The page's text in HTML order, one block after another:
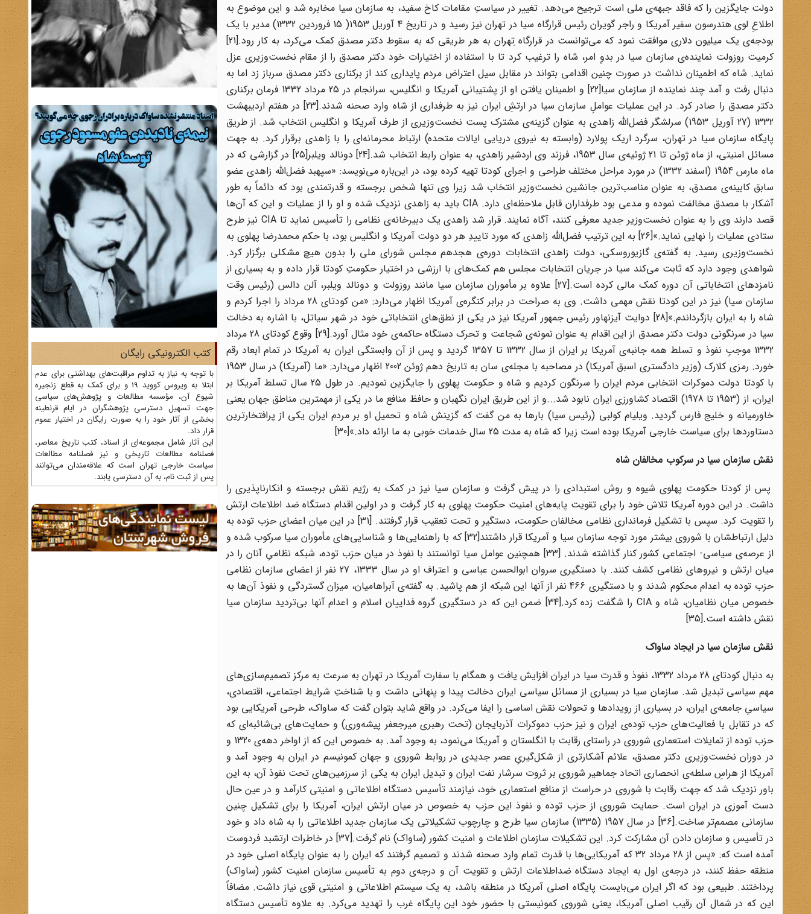
دولت جایگزین را که فاقد جبهه‌ی ملی است ترجیح می‌دهد. تغییر در سیاستِ مقامات کاخ سفید، به سازمان سیا مخابره شد و این موضوع به
اطلاعِ لوی هندرسون سفیر آمریکا و راجر گویران رئیس قرارگاه سیا در تهران نیز رسید و در تاریخ 4 آوریل 1953( 15 فروردین 1332) مدیر با یک
بودجه‌ی یک میلیون دلاری موافقت نمود که می‌توانست در قرارگاه ِتهران به هر طریقی که به سقوط دکتر مصدق کمک می‌کرد، به کار رود.[21]
کرمیت روزولت نماینده‌ی سازمان سیا در بدوِ امر، شاه را ترغیب کرد تا با استفاده از اختیارات خود دکتر مصدق را از مقام نخست‌وزیری عزل
نماید. شاه که اطمینان نداشت در صورت چنین اقدامی بتواند در مقابل سیل اعتراض مردم پایداری کند از برکناری دکتر مصدق سرباز زد اما به
دنبال رفت و آمد چند نماینده از سازمان سیا[22] و اطمینان یافتن او از پشتیبانی آمریکا و انگلیس، سرانجام در 25 مرداد 1332 فرمان برکناری
دکتر مصدق را صادر کرد. در این عملیات عواملِ سازمان سیا در ارتشِ ایران نیز به طرفداری از شاه وارد صحنه شدند.[23] در هفتم اردیبهشت
1332 (27 آوریل 1953) سرلشگر فضل‌الله زاهدی به عنوان گزینه‌ی مشترک پست نخست‌وزیری از طرف آمریکا و انگلیس انتخاب شد. از طریق
پایگاه سازمان سیا در تهران، سرگرد اریک پولارد (وابسته به نیروی دریایی ایالات متحده) ارتباط محرمانه‌ای را با زاهدی برقرار کرد. به جهت
مسائل امنیتی، از ماه ژوئن تا 21 ژوئیه‌ی سال 1953، فرزند وی اردشیر زاهدی، به عنوان رابط انتخاب شد.[24] دونالد ویلبر[25] در گزارشی که در
ماه مارس 1954 (اسفند 1332) در مورد مراحل مختلف طراحی و اجرای کودتا تهیه کرده بود، در این‌باره می‌نویسد: «سپهبد فضل‌الله زاهدی عضو
سابق کابینه‌ی مصدق، به عنوان مناسب‌ترین جانشین نخست‌وزیر انتخاب شد زیرا وی تنها شخص برجسته و قدرتمندی بود که دائماً به طور
آشکار با مصدق مخالفت نموده و مدعی بود طرفداران قابل ملاحظه‌ای دارد. CIA باید به زاهدی نزدیک شده و او را از عملیات و این که آن‌ها
قصد دارند وی را به عنوان نخست‌وزیر جدید معرفی کنند، آگاه نمایند. قرار شد زاهدی یک دبیرخانه‌ی نظامی را تأسیس نماید تا CIA نیز طرح
ستادی عملیات را نهایی نماید.»[26] به‌ این ترتیب فضل‌الله زاهدی که مورد تاییدِ هر دو دولت آمریکا و انگلیس بود، با حکم محمدرضا پهلوی به
نخست‌وزیری رسید. به گفته‌ی گازیوروسکی، دولت زاهدی انتخابات دوره‌ی هجدهم مجلس شورای ملی را بدون هیچ مشکلی برگزار کرد.
شواهدی وجود دارد که ثابت می‌کند سیا در جریان انتخابات مجلس هم کمک‌های با ارزشی در اختیار حکومتِ کودتا قرار داده و به بسیاری از
نامزدهای انتخاباتی آن دوره کمک مالی کرده است.[27] علاوه بر مأموران سازمان سیا مانند روزولت و دونالد ویلبر، آلن دالس (رئیس وقت
سازمان سیا) نیز در این کودتا نقش مهمی داشت. وی به صراحت در برابر کنگره‌ی آمریکا اظهار می‌دارد: «من کودتای 28 مرداد را اجرا کردم و
شاه را به ایران باز‌گرداندم.»[28] دوایت آیزنهاور رئیس جمهور آمریکا نیز در یکی از نطق‌های انتخاباتی خود در شهر سیاتل، با اشاره به دخالت
سیا در سرنگونی دولت دکتر مصدق از این اقدام به‌ عنوان نمونه‌ی شجاعت و تحرک دستگاه حاکمه‌ی خود مثال آورد.[29] وقوع کودتای 28 مرداد
1332 موجبِ نفوذ و تسلط همه جانبه‌ی آمریکا بر ایران از سال 1332 تا 1357 گردید و پس از آن وابستگی ایران به آمریکا در تمام ابعاد رقم
خورد. رمزی کلارک (وزیر دادگستری اسبق آمریکا) در مصاحبه با مجله‌ی ‌سان به تاریخ دهم ژوئن 2002 اظهار می‌دارد: «ما (آمریکا) در سال 1953
با کودتا دولت دموکرات انتخابی مردم ایران را سرنگون کردیم و شاه و حکومت پهلوی را جایگزین نمودیم. در طول 25 سال تسلط آمریکا بر
ایران، از (1953 تا 1978) اقتصاد کشاورزی ایران نابود شد...و از این طریق ایران نگهبان و حافظ منافع ما در یکی از مهمترین مناطق جهان یعنی
خاورمیانه و خلیج‌ فارس گردید. ویلیام کولبی (رئیس سیا) بارها به من گفت که گزینش شاه و تحمیل او بر مردم ایران یکی از پرافتخارترین
دستاوردها برای سیاست خارجی آمریکا بوده است زیرا که شاه به مدت 25 سال خدمات خوبی به ما ارائه داد.»[30]
نقش سازمان سیا در سرکوب مخالفان شاه
پس از کودتا حکومت پهلوی شیوه و روش استبدادی را در پیش گرفت و سازمان سیا نیز در کمک به رژیم نقش برجسته و انکارناپذیری را
داشت. در این دوره آمریکا تلاش خود را برای تقویت پایه‌های امنیت حکومت پهلوی به کار گرفت و در اولین اقدام دستگاه ضد اطلاعات ارتش
را تقویت کرد. سپس با تشکیل فرمانداری نظامی مخالفان حکومت، دستگیر و تحت تعقیب قرار گرفتند. [31] در این میان اعضای حزب توده به
دلیل ارتباطشان با شوروی بیشتر مورد توجه سازمان سیا و آمریکا قرار داشتند[32] که با راهنمایی‌ها و شناسایی‌های مأموران سیا سرکوب شده و
از عرصه‌ی سیاسی- اجتماعی کشور کنار گذاشته شدند. [33] همچنین عوامل سیا توانستند با نفوذ در میان حزب توده، شبکه نظامیِ آنان را در
میان ارتش و نیروهای نظامی کشف کنند. با دستگیری سروان ابوالحسن عباسی و اعتراف او در سال 1333، 27 نفر از اعضای سازمان نظامی
حزب توده به اعدام محکوم شدند و با دستگیری 466 نفر از آنها این شبکه از هم پاشید. به گفته‌ی آبراهامیان، میزان گستردگی و نفوذ آن‌ها به
خصوص میان نظامیان، شاه و CIA را شگفت ‌زده کرد.[34] ضمن این که در دستگیری گروه فداییان اسلام و اعدام آنها بی‌تردید سازمان سیا
نقش داشته است.[35]
نقش سازمان سیا در ایجاد ساواک
به دنبال کودتای 28 مرداد 1332، نفوذ و قدرت سیا در ایران افزایش یافت و همگام با سفارت آمریکا در تهران به سرعت به مرکز تصمیم‌سازی‌های مهم سیاسی تبدیل شد. سازمان سیا در بسیاری از مسائل سیاسی ایران دخالت پیدا و پنهانی داشت و با شناختِ شرایط اجتماعی، اقتصادی، سیاسیِ جامعه‌ی ایران، در بسیاری از رویدادها و تحولات نقش اساسی را ایفا می‌کرد. در واقع شاید بتوان گفت که ساواک، طرحی آمریکایی بود که در تقابل با فعالیت‌های حزب توده‌ی ایران و نیز حزب دموکرات آذربایجان (تحت رهبری میر‌جعفر پیشه‌وری) و حمایت‌های بی‌شائبه‌ای که حزب توده از تمایلات استعماری شوروی در راستای رقابت با انگلستان و آمریکا می‌نمود، به وجود آمد. به خصوص این که از اواخر دهه‌ی 1320 و در دوران نخست‌وزیری دکتر مصدق، علائم آشکارتری از شکل‌گیریِ عصر جدیدی در روابط شوروی و جهان کمونیسم در ایران به وجود آمد و آمریکا از هراسِ سلطه‌ی انحصاری اتحاد جماهیر شوروی بر ثروت سرشار نفت ایران و تبدیل ایران به یکی از سرزمین‌های تحت نفوذ آن، به این باور نزدیک شد که جهت رقابت با شوروی در حراست از منافع استعماری خود، نیازمند تأسیس دستگاه اطلاعاتی و امنیتی کارآمد و در عین حال دست آموزی در ایران است. حمایت شوروی از حزب توده و نفوذ این حزب به خصوص در میان ارتش ایران، آمریکا را برای تشکیل چنین سازمانی مصمم‌تر ساخت.[36] در سال 1957 (1335) سازمان سیا طرح و چارچوب تشکیلاتی یک سازمان جدید اطلاعاتی را به شاه داد و خود در تأسیس و سازمان دادن آن مشارکت کرد. این تشکیلات سازمان اطلاعات و امنیت کشور (‌ساواک) نام گرفت.[37] در خاطرات ارتشبد فردوست آمده است که: «پس از 28 مرداد 32 که آمریکایی‌ها با قدرت تمام وارد صحنه شدند و تصمیم گرفتند که ایران را به عنوان پایگاه اصلی خود در منطقه حفظ کنند، در درجه‌ی اول به ایجاد دستگاه ضداطلاعات ارتش و تقویت آن و درجه‌ی دوم به تأسیس سازمان امنیت کشور (ساواک) پرداختند. طبیعی بود که اگر ایران می‌بایست پایگاه اصلی آمریکا در منطقه باشد، به یک سیستم اطلاعاتی و امنیتی قوی نیاز داشت. مضافاً این که در شمال آن رقیب اصلی آمریکا، یعنی شوروی کمونیستی با حضور خود این پایگاه غرب را تهدید می‌کرد. به علاوه تأسیس دستگاه اطلاعاتی و امنیتی ایران توسط آمریکا به او این امکان را می‌داد تا تسلط کامل خود را تأمین کند و نفوذ خود را در ایران عمق بخشد.»[38] در نتیجه ساواک در راستای توسعه‌ی شبکه‌های اطلاعاتی- امنیتی منطقه‌ای سیا تشکیل شد[39] گام بعدی سیا، آموزش و سازماندهیِ نیروهای اطلاعاتی- امنیتی و جاسوسی این سازمان جدید بود. به همین منظور تعدادی از کارشناسان و آموزشگران سیا به ایران اعزام شدند تا نیروهای ساواک را آموزش دهند.[40] این گروه متشکل از یک رئیس پایگاه، معاون او و کارشناسان عملیات پنهانی، تحلیل‌گری اطلاعاتی و فعالیت‌های ضد جاسوسی بود. هدفِ گروه آموزش سیا این بود که ساواک را به صورت یک سازمان اطلاعاتی کارآمد و پیشرفته درآورَد. آموزش، شامل همان تعلیمات اساسی امنیتی بود که به افسران سیا داده می‌شد. افسران ساواک با امور و ابزارهای اصلی جاسوسی مانند استخدام مأمور، بهره‌گیری از پیام‌ها، استفاده از خانه‌های امن، تعقیب و مراقبت، شیوه‌های بازجویی و امنیت شخصی آشنا می‌شدند. به تحلیلگران اطلاعاتی، تکنیک‌های مدرن تحلیل از جمله نحوه‌ی تشکیل پرونده‌ی زندگی افراد، ارزیابی درستی و میزان قابل اعتماد بودن منابع اطلاعات، جمع‌آوری و تکمیل اطلاعات از منابع مختلف و شیوه‌ی نگارش و انتشار گزارش‌ها، آموخته می‌شد. کارشناسان مسائل ضد جاسوسی، مهارت‌های بنیادی در این زمینه کسب می‌کردند و از تکنیک‌های سازمانی و عملیاتی دستگاه‌های امنیتی بلوک شوروی آگاهی می‌یافتند. در این دوره شماری از مأموران ساواک برای دیدن دوره‌های تخصصی مانند کشف اسناد جعلی، آموختن زبان روسی و کاربرد کامپیوتر و لوازم و تجهیزات خاص مراقبت، بازجویی و ارتباطات، به ایالات متحده اعزام گردیدند. تعلیماتی که در آمریکا به مأموران ساواک داده می‌شد علاوه بر آموزش‌های عمومی و اطلاعاتی، آموزش‌های ویژه‌ی مبارزه با روش‌های جاسوسی روس‌ها و کشف رمزهای پیچیده‌ی جاسوسی آنها را نیز شامل می‌شد.[41] در رابطه با فرآیند تکوین ساواک، جس لایف، کارمند اسبق سازمان سیا که در سال‌های 1968 تا 1973 سرپرست گروه بررسی مسائل ایران در آن سازمان بوده است در روزنامه‌ی اینترنشنال هرالد تریبیون[42] می‌گوید: «ساواک مستقیماً به دست آمریکایی‌ها ایجاد شد و کارکنان و کارشناسان سیا، شیوه‌های مختلف و مدرن شکنجه‌های روحی و جسمی را به مأموران ساواک آموزش می‌دادند و سمینارهای مختلف تشکیل می‌گردید که به بررسی تعلیم تکنیک‌های مختلف شکنجه اختصاص داشت و مأموران آمریکایی ساواک را به تجارب رژیم فاشیستی هیتلر که دشمنان خود را در جریان جنگ‌های مربوط به جنگ بین‌الملل دوم به شیوه‌های غیرانسانی و وحشیانه شکنجه می‌دادند، آشنا می‌کردند.»[43] جان دی استمپل کارمند بخش سیاسی- اطلاعاتی سفارت آمریکا در تهران نیز می‌نویسد: «سازمان امنیت و اطلاعات کشور، آمیزه‌ای از اف.بی.آی و سی.آی.ای آمریکا بود.»[44] علاوه بر این، تعدادی از افسران ساواک برای گذراندن دوره‌های خاص آموزشی به پایگاه سازمان سیا در آمریکا فرستاده شدند.[45] تا اواسط دهه‌ی 1340 آموزش نیروهای ساواک توسط سازمان سیا انجام می‌شد. اسناد موجود در رابطه با فرآیند تشکیل ساواک نشان می‌دهد که در طی این مدت تعداد قابل توجهی از افسران بلند پایه ایران دوره‌های عالی مدرسه جاسوسی ارتش آمریکا را طی می‌نمودند. برای مثال از تاریخ 12 آوریل 1965 تا 25 ژوئن 1965 (1344 شمسی)، علی اشرف سعیدی و بدرالدین نجم‌آبادی که به ترتیب پست‌های افسر اطلاعات و استراتژیکی اداره‌ی دوم، ریاست اداره‌ی بولتن، ریاست بخش داخلی اطلاعات و معاونت اداره‌ی دوم برای امور ویژه و تشریفات را داشتند، به همراه سه نفر دیگر به نام‌های محمود وزیری‌همدانی، سرتیپ رضا پرورشی و سرتیپ علی‌اکبر خاتمی که مسئولیت بازسازی و تصفیه ساواک را از سوی شخص شاه ایران به عهده داشتند، پنج افسر ایرانی بودند که موفق به گذراندن دوره‌های عالی مدرسه‌ی جاسوسی آمریکا شدند.[46] بر اساس اعترافات تیمسار هاشم برنجیان رئیس ضد اطلاعات نیروی هوایی، اکثر افرادی که مسئولیت‌های حساس نظامی را بر عهده داشتند از نیروهای تحت آموزش سازمان سیا در ایران بودند مانند: سپهبد منوچهر یزدانبخش، سرلشگر پرویز دادگر، سرتیپ فیلسوف، سرهنگ منصوری، سرتیپ انور، سرتیپ گوهری، سرلشگر مینوسپهر و... که آنها نیز دوره‌های آموزشی مختلف جاسوسی را در سیا طی نموده و به عضویت آن سازمان درآمده و بازوهای اطلاعاتی مورد اطمینان سیا در ارتش و نیروهای نظامی ایران بودند.[47] از اواسط دهه‌ی 1340 به بعد با گسترش روزافزون روابط اطلاعاتی و امنیتی رژیم پهلوی با اسرائیل، سیا عمده‌ی آموزش نیروهای ساواک را به موساد واگذار کرد که تا واپسین روزهای حیات رژیم پهلوی ادامه یافت.[48] سازمان سیا علاوه‌ بر آموزش نیروهای ساواک، برای زیر نظر گرفتن فعالیت‌های گروه‌های مخالف حکومت پهلوی در داخل و همچنین برای تحت کنترل قرار دادنِ مخالفان در خارج از کشور به آن کمک می‌کرد. ساواک از طریق وزارت خارجه شبکه‌ی وسیعی ایجاد کرده بود که رفت و آمد ایرانیان به خارج را به طور کامل تحت نظر قرار داده بود. به دنبال فاش شدن این قضیه برخی از روزنامه‌نگاران خارجی در مقاله‌های خود به اعتراض پرداختند[49] به عنوان مثال می‌توان به نامه‌ی محرمانه‌ای که از سفارت ایران در واشنگتن به سازمان اطلاعات و امنیت کشور (ساواک) در تاریخ 27 اسفند 1336 فرستاده شده، اشاره کرد. در این سند ذکر شده است که روزنامه آمریکایی Spur چاپ ایالت مریلند، مقاله‌ای با عنوان: Iranians seek help from Americans، (ایرانیان به دنبال کمک از آمریکایی‌ها هستند) در شماره اول مارس 1957 خود به قلم Mike Jones، مطالبی را چاپ نموده است. دانشجویان ایرانی در مصاحبه با نویسنده‌ی این مقاله، عنوان کردند که سازمان سیا در تعقیب و تحت نظر قرار‌دادن، دستگیری و حتی شکنجه‌ی دانشجویان ایرانی در آمریکا به عواملِ ساواک کمک‌های فراوانی می‌کند.[50] این سند به خوبی نشان می‌دهد که سازمان سیا و ساواک از ابتدا همکاری‌های گسترده‌ای را در داخل و خارج از کشور با یکدیگر داشته‌اند. به طور کلی ساواک از آزادی عمل فراوانی در برخی از کشورهای اروپایی و آمریکا برخوردار بوده است؛ همچنان که سیا در اقصی نقاط ایران فعالیت‌های متعددی داشت و مأموران ساواک نیز در برخی از شهرهای بزرگ آمریکا حضور داشتند.[51] این عده علاوه بر این که در برخی امور اطلاعاتی با سیا همکاری داشتند، در کنترل و مراقبت از مخالفان و ناراضیان حکومت ایران در آن کشور نیز از آزادی عمل بسیاری برخوردار بودند و دولت‌های وقت آمریکا برای فعالیت ساواک در آن کشور محدودیتی قائل نبودند.[52] روزنامه واشنگتن پست به نقل از یک منبع اطلاعاتی افشا ساخت که ساواک با همکاری سیا، در آمریکا نقش بسیار اساسی در تعقیب ناراضیان ایرانی داشته است. به نوشته‌ی این روزنامه، ساواک عملیات غیرقانونی فراوانی را با نظارت منصور ‌رفیع‌زاده، در خاک آمریکا انجام می‌داد. از جمله این که مخفیانه وارد منازل سوژه‌های خود می‌شد، به جعل و سرقت مبادرت می‌ورزید و ناراضیان ایرانی مقیم آمریکا را تحت فشار قرار می‌داد.[53] منصور رفیع‌زاده رئیس شعبه ساواک در آمریکا نیز همان طور که در کتاب خاطرات خود به نام شاهد نوشته است، با مقامات سازمان سیا ارتباطات فراوانی داشته است. طبق اسناد ساواک از اواخر آذر 1344 مسئولیت رسمی رفیع‌زاده، رهبری عملیات شرق آمریکا بود.[54] در واقع از همان سال 1344 وی مأمور دائم اداره کل سوم ساواک در آمریکا بود. او در نیمه دوم همان دهه، در مقام رئیس پایگاه ساواک در نیویورک نه تنها به عنوان افسر رابط ساواک با سیا، بلکه به عنوان یک منبع اطلاعاتی با تشکیلات اطلاعات مرکزی همکاری نموده و در پوشش فعالیت‌های دیپلماتیک، عملیات خشونت آمیز ساواک را در آمریکا هدایت می‌کرده است. رفیع‌زاده مورد حمایت شاه و سازمان سیا بود و خدمات فراوانی را برای آنان انجام داد. واشنگتن پست، ساواک را در کنار سازمان‌های اطلاعاتی شیلی و کره‌ جنوبی، به عنوانِ یکی از مخوف‌ترین سازمان‌های اطلاعاتی جهان نام برد که همه‌ی عملیات‌های خود را با همکاری سیا انجام می‌داد.[55] علاوه بر همکاری با سیا، ساواک در تلاش بود تا با سازمان اف. بی. آی. آمریکا (پلیس ایالتی آمریکا) نیز ارتباط برقرار نماید. ساواک دو هدف را در این رابطه تعقیب می‌کرد، اول آن که به اطلاعات ایرانی‌های مقیم آمریکا و به ویژه دانشجویان مخالف شاه به طور کامل دسترسی پیدا کند زیرا اف. بی. آی. اطلاعات دقیق‌تری از ایرانی‌های مقیم در آنجا داشت. دوم آن که بتواند از طریق اف. بی. آی. شبکه‌ی اطلاعاتی خود را علاوه بر واشنگتن، نیویورک، کالیفرنیا و شیکاگو به سایر ایالت‌ها نیز گسترش دهد.[56] اما با ادامه‌ی این شرایط برخی از آمریکایی‌ها نسبت به فعالیت‌های ساواک اعتراضاتی کردند و خواستار توقف فعالیت‌های آنها در آمریکا شدند. حتی در اکتبر 1976(مهر 1355) الفردال اترتون، معاون کسینجر به ملاقات اردشیر زاهدی رفت و به او اعلام داشت، آمریکا هیچ نوع عمل غیر‌قانونی ساواک را در آمریکا تحمل نمی‌کند. اما سخنگوی کاخ سفید اعلام کرد هیچ دلیلی مبنی بر صحت تهمت‌های وارد شده در مورد اعمال غیرقانونی وجود ندارد و سفارت ایران به ما اطمینان داده که هیچکدام از مقامات ایرانی مرتکب چنین اعمالی نمی‌شوند.[57] در این زمینه گزارش‌های سنای آمریکا نشان می‌دهند که محمدرضا پهلوی طی سه سال پایانی دوران حکومتش، بارها به مقامات آمریکایی گفته بود که اگر از فعالیت‌های جاسوسان ایرانی در آمریکا جلوگیری کنند، او هم متقابلاً مأموران سیا را از ایران بیرون می‌کند.[58] ریچارد هلمز، سفیر آمریکا در ایران در تلگرافی که به هنری کسینجر در سال 1976 فرستاد، نوشت که: «‌...در مورد فعالیتِ جاسوسانِ شاه در آمریکا، نگهد
کتب الکترونیکی رایگان
با توجه به نیاز به تداوم مراقبت‌های بهداشتی برای عدم
ابتلا به ویروس کووید 19 و برای کمک به قطع زنجیره
شیوع آن، مؤسسه مطالعات و پژوهش‌های سیاسی
جهت تسهیل دسترسی پژوهشگران در ایام قرنطینه
بخشی از آثار خود را به صورت رایگان در اختیار عموم
قرار داد.
این آثار شامل مجموعه‌ای از اسناد، کتب تاریخ معاصر،
فصلنامه‌ مطالعات تاریخی و نیز فصلنامه مطالعات
سیاست خارجی تهران است که علاقه‌مندان می‌توانند
پس از ثبت نام، به آن دسترسی یابند.